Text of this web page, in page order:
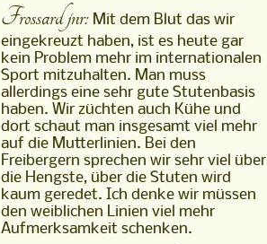
Frossard jnr: Mit dem Blut das wir
eingekreuzt haben, ist es heute gar
kein Problem mehr im internationalen
Sport mitzuhalten. Man muss
allerdings eine sehr gute Stutenbasis
haben. Wir züchten auch Kühe und
dort schaut man insgesamt viel mehr
auf die Mutterlinien. Bei den
Freibergern sprechen wir sehr viel über
die Hengste, über die Stuten wird
kaum geredet. Ich denke wir müssen
den weiblichen Linien viel mehr
Aufmerksamkeit schenken.